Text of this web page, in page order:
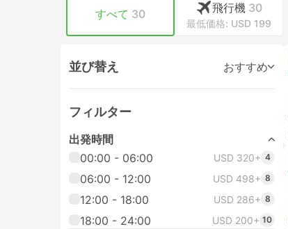
すべて 30 飛行機 30
最低価格: USD 199
並び替え おすすめ
フィルター
出発時間
00:00 - 06:00
USD 320+ 4
06:00 - 12:00 USD 498+ 8
12:00 - 18:00 USD 286+ 8
18:00 - 24:00 USD 200+ 10